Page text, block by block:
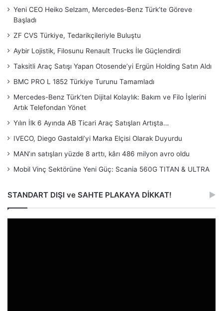
Yeni CEO Heiko Selzam, Mercedes-Benz Türk’te Göreve
Başladı
ZF CVS Türkiye, Tedarikçileriyle Buluştu
Aybir Lojistik, Filosunu Renault Trucks İle Güçlendirdi
Taksitli Araç Satışı Yapan Otosende’yi Ergün Holding Satın Aldı
BMC PRO L 1852 Türkiye Turunu Tamamladı
Mercedes-Benz Türk’ten Dijital Kolaylık: Bakım ve Filo İşlerini
Artık Telefondan Yönet
Yılın İlk 6 Ayında AB Ticari Araç Satışları Artışta…
IVECO, Diego Gastaldi’yi Marka Elçisi Olarak Duyurdu
MAN’ın satışları yüzde 8 arttı, kârı 486 milyon avro oldu
Mobil Vinç Sektörüne Yeni Güç: Scania 560G TITAN & ULTRA
STANDART DIŞI ve SAHTE PLAKAYA DİKKAT!